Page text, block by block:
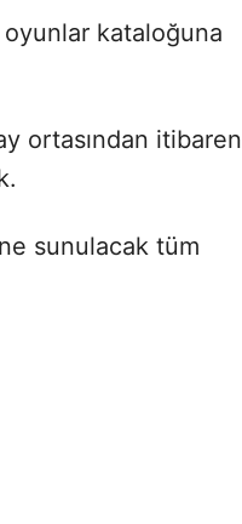
kataloğuna
ortasından itibaren
sunulacak tüm